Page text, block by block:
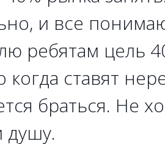
и все
ребятам цель
когда ставят
браться. Не
душу.